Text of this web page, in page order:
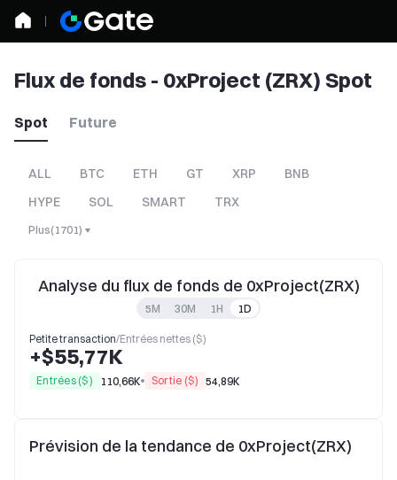
Flux de fonds - 0xProject (ZRX) Spot
Spot Future
ALL BTC ETH GT XRP
BNB
HYPE
SOL SMART TRX
Plus(1701)
Analyse du flux de fonds de 0xProject(ZRX)
5M 30M 1H 1D
Petite transaction/Entrées nettes ($)
+$55,77K
Entrées ($) 110,66K Sortie ($) 54,89K
Prévision de la tendance de 0xProject(ZRX)